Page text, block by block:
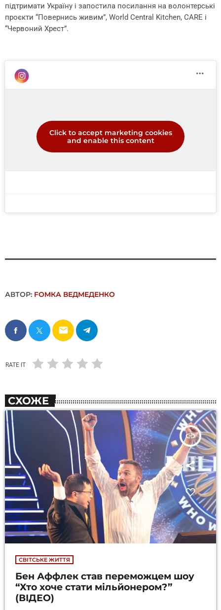
підтримати Україну і запостила посилання на волонтерські
проєкти “Повернись живим”, World Central Kitchen, CARE і
“Червоний Хрест”.
Click to accept marketing cookies
and enable this content
АВТОР: FОMКА ВЕДМЕДЕНКО
email
RATE IT
СХОЖЕ
insert_link
СВІТСЬКЕ ЖИТТЯ
Бен Аффлек став переможцем шоу
“Хто хоче стати мільйонером?”
(ВІДЕО)